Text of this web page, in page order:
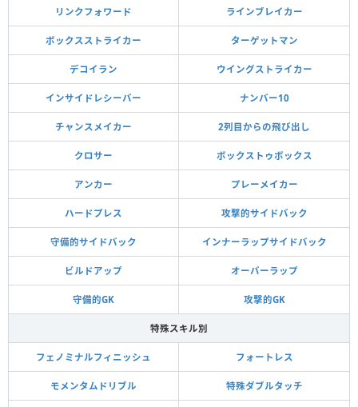
リンクフォワード ラインブレイカー
ボックスストライカー ターゲットマン
デコイラン ウイングストライカー
インサイドレシーバー ナンバー10
チャンスメイカー 2列目からの飛び出し
クロサー ボックストゥボックス
アンカー プレーメイカー
ハードプレス 攻撃的サイドバック
守備的サイドバック インナーラップサイドバック
ビルドアップ オーバーラップ
守備的GK 攻撃的GK
特殊スキル別
フェノミナルフィニッシュ フォートレス
モメンタムドリブル 特殊ダブルタッチ